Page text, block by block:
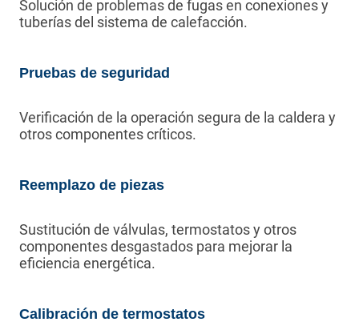
Solución de problemas de fugas en conexiones y
tuberías del sistema de calefacción.
Pruebas de seguridad
Verificación de la operación segura de la caldera y
otros componentes críticos.
Reemplazo de piezas
Sustitución de válvulas, termostatos y otros
componentes desgastados para mejorar la
eficiencia energética.
Calibración de termostatos